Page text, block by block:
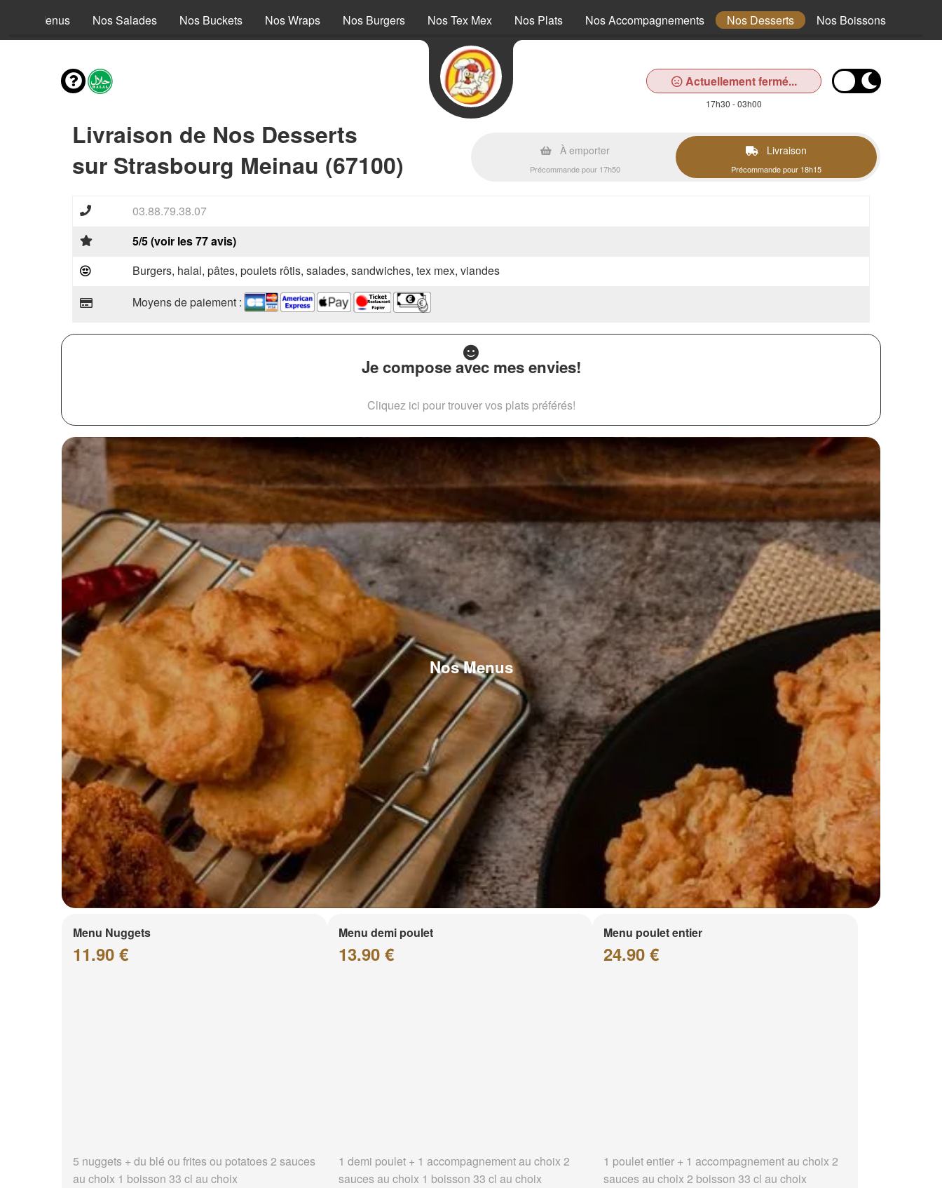
Nos Menus Nos Salades Nos Buckets Nos Wraps Nos Burgers Nos Tex Mex Nos Plats Nos Accompagnements Nos Desserts Nos Boissons
Actuellement fermé...
17h30 - 03h00
Livraison de Nos Desserts
sur Strasbourg Meinau (67100)
À emporter
Précommande pour 17h50
Livraison
Précommande pour 18h15
03.88.79.38.07
5/5 (voir les 77 avis)
Burgers, halal, pâtes, poulets rôtis, salades, sandwiches, tex mex, viandes
Moyens de paiement :
Je compose avec mes envies!
Cliquez ici pour trouver vos plats préférés!
Nos Menus
Menu Nuggets
11.90 €
5 nuggets + du blé ou frites ou potatoes 2 sauces
au choix 1 boisson 33 cl au choix
Menu demi poulet
13.90 €
1 demi poulet + 1 accompagnement au choix 2
sauces au choix 1 boisson 33 cl au choix
Menu poulet entier
24.90 €
1 poulet entier + 1 accompagnement au choix 2
sauces au choix 2 boisson 33 cl au choix